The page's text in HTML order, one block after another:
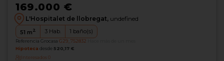
169.000 €
L'Hospitalet de llobregat, undefined
51 m2 3 Hab. 1 baño(s)
Referencia Grocasa G29_752832
Hipoteca desde 520,17 €
Interesados0